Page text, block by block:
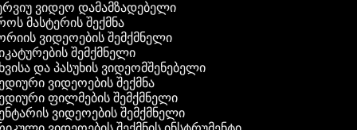
ვიდეო დამამზადებელი
მასტერის შექმნა
ვიდეოების შემქმნელი
შემქმნელი
და პასუხის ვიდეომშენებელი
ვიდეოების შექმნა
ფილმების შემქმნელი
ვიდეოების შემქმნელი